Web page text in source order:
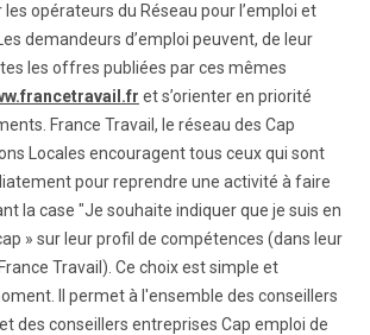
opérateurs du Réseau pour l’emploi et
demandeurs d’emploi peuvent, de leur
les offres publiées par ces mêmes
et s’orienter en priorité
France Travail, le réseau des Cap
Locales encouragent tous ceux qui sont
pour reprendre une activité à faire
la case "Je souhaite indiquer que je suis en
» sur leur profil de compétences (dans leur
Travail). Ce choix est simple et
Il permet à l'ensemble des conseillers
des conseillers entreprises Cap emploi de